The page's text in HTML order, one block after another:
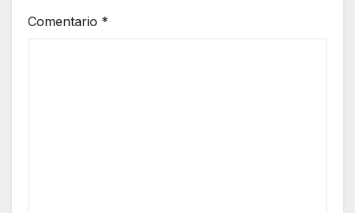
Comentario *